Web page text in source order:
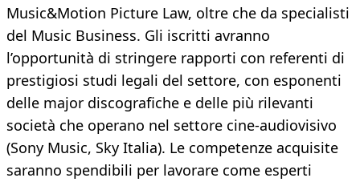
Music&Motion Picture Law, oltre che da specialisti
del Music Business. Gli iscritti avranno
l’opportunità di stringere rapporti con referenti di
prestigiosi studi legali del settore, con esponenti
delle major discografiche e delle più rilevanti
società che operano nel settore cine-audiovisivo
(Sony Music, Sky Italia). Le competenze acquisite
saranno spendibili per lavorare come esperti